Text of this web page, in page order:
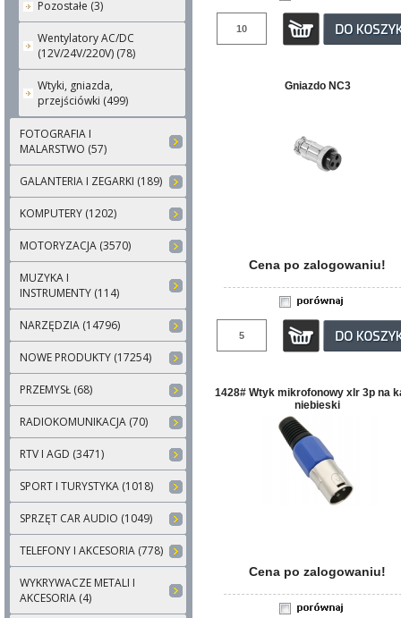
Pozostałe (3)
Wentylatory AC/DC
(12V/24V/220V) (78)
Wtyki, gniazda,
przejściówki (499)
FOTOGRAFIA I
MALARSTWO (57)
GALANTERIA I ZEGARKI (189)
KOMPUTERY (1202)
MOTORYZACJA (3570)
MUZYKA I
INSTRUMENTY (114)
NARZĘDZIA (14796)
NOWE PRODUKTY (17254)
PRZEMYSŁ (68)
RADIOKOMUNIKACJA (70)
RTV I AGD (3471)
SPORT I TURYSTYKA (1018)
SPRZĘT CAR AUDIO (1049)
TELEFONY I AKCESORIA (778)
WYKRYWACZE METALI I
AKCESORIA (4)
Gniazdo NC3
Cena po zalogowaniu!
1428# Wtyk mikrofonowy xlr 3p na
niebieski
Cena po zalogowaniu!